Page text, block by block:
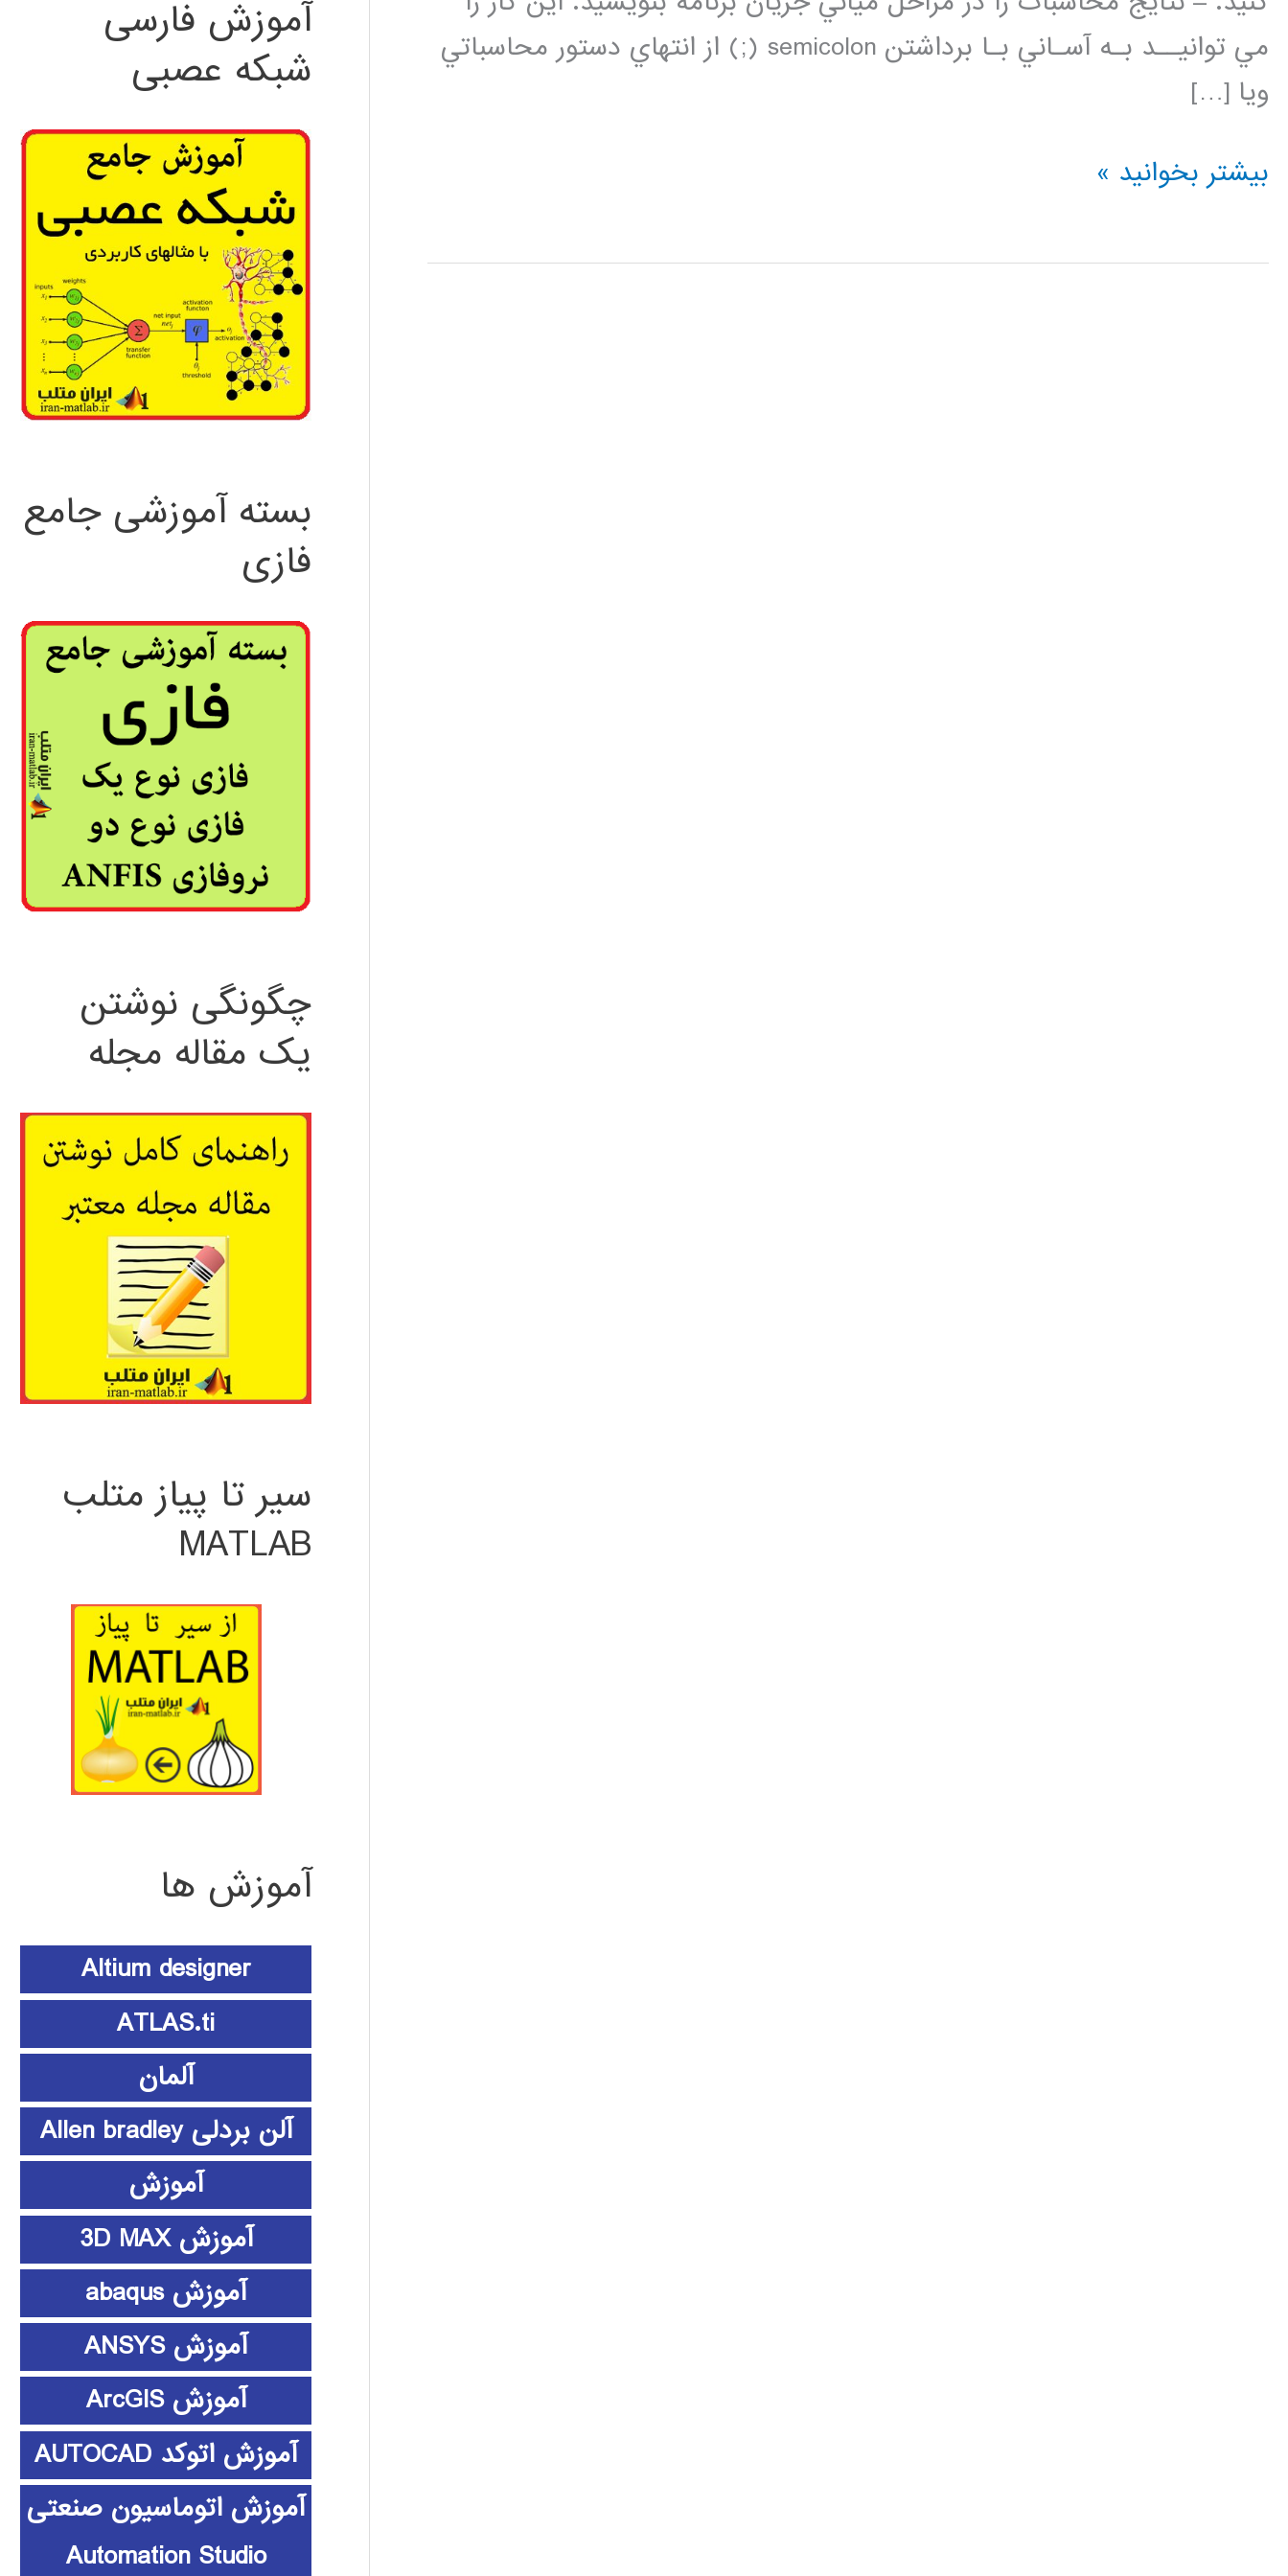
مي توانيــد بـه آسـاني بـا برداشتن semicolon (;) از انتهاي دستور محاسباتي
ويا […]
خطايابي
ها
بیشتر بخوانید »
آموزش فارسی
شبکه عصبی
بسته آموزشی جامع
فازی
چگونگی نوشتن
یک مقاله مجله
سیر تا پیاز متلب
MATLAB
آموزش ها
Altium designer
ATLAS.ti
آلمان
آلن بردلی Allen bradley
آموزش
آموزش 3D MAX
آموزش abaqus
آموزش ANSYS
آموزش ArcGIS
آموزش اتوکد AUTOCAD
آموزش اتوماسیون صنعتی
Automation Studio